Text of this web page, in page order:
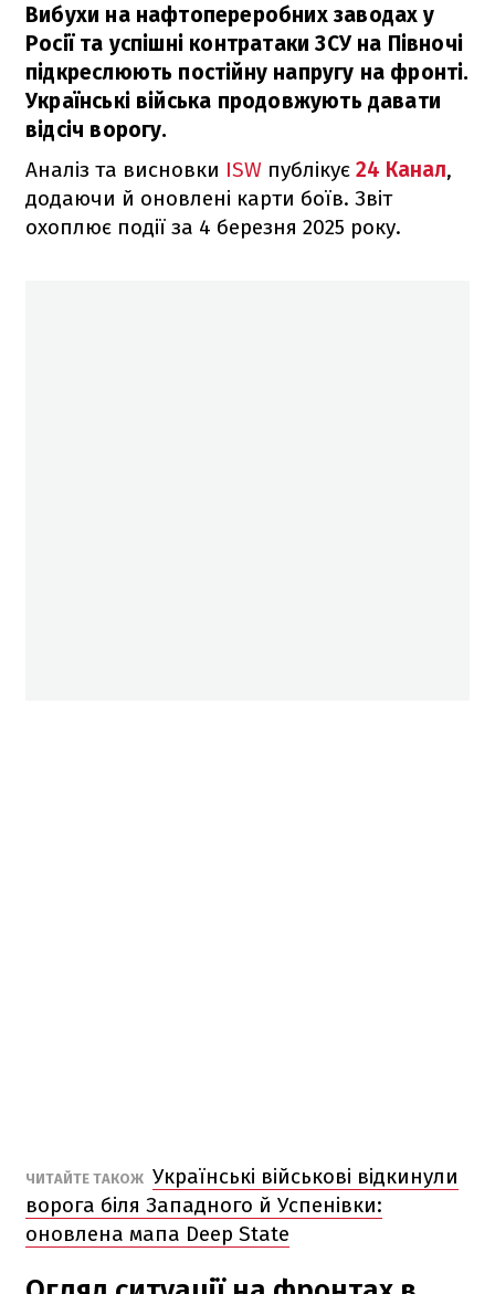
Вибухи на нафтопереробних заводах у
Росії та успішні контратаки ЗСУ на Півночі
підкреслюють постійну напругу на фронті.
Українські війська продовжують давати
відсіч ворогу.
Аналіз та висновки ISW публікує 24 Канал,
додаючи й оновлені карти боїв. Звіт
охоплює події за 4 березня 2025 року.
ЧИТАЙТЕ ТАКОЖ Українські військові відкинули
ворога біля Западного й Успенівки:
оновлена мапа Deep State